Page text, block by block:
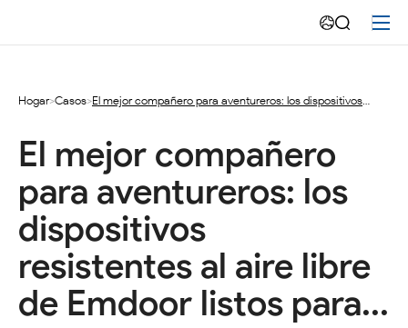
mejor
compañero
aventureros:
los
dispositivos
resistentes
al
Hogar>Casos>El mejor compañero para aventureros: los dispositivos
El mejor compañero
para aventureros: los
dispositivos
resistentes al aire libre
de Emdoor listos para...